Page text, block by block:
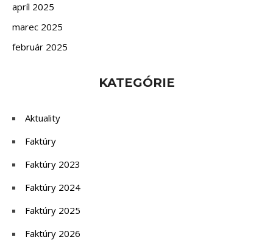
apríl 2025
marec 2025
február 2025
KATEGÓRIE
Aktuality
Faktúry
Faktúry 2023
Faktúry 2024
Faktúry 2025
Faktúry 2026